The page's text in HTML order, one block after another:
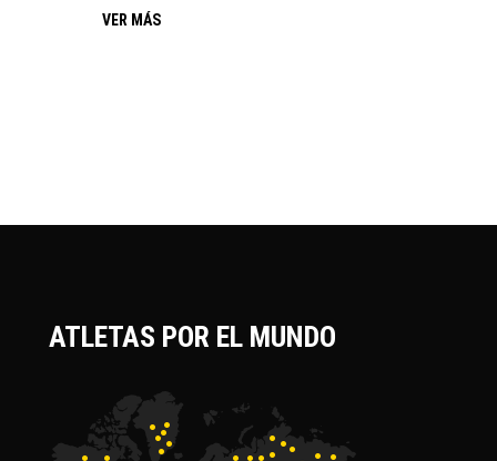
VER MÁS
ATLETAS POR EL MUNDO